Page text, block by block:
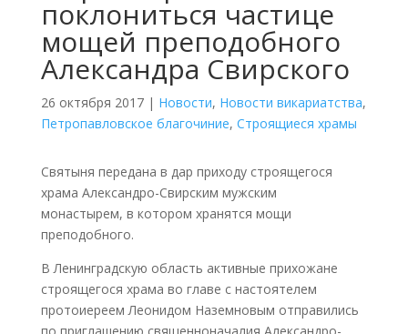
поклониться частице
мощей преподобного
Александра Свирского
26 октября 2017| Новости, Новости викариатства,
Петропавловское благочиние, Строящиеся храмы
Святыня передана в дар приходу строящегося
храма Александро-Свирским мужским
монастырем, в котором хранятся мощи
преподобного.
В Ленинградскую область активные прихожане
строящегося храма во главе с настоятелем
протоиереем Леонидом Наземновым отправились